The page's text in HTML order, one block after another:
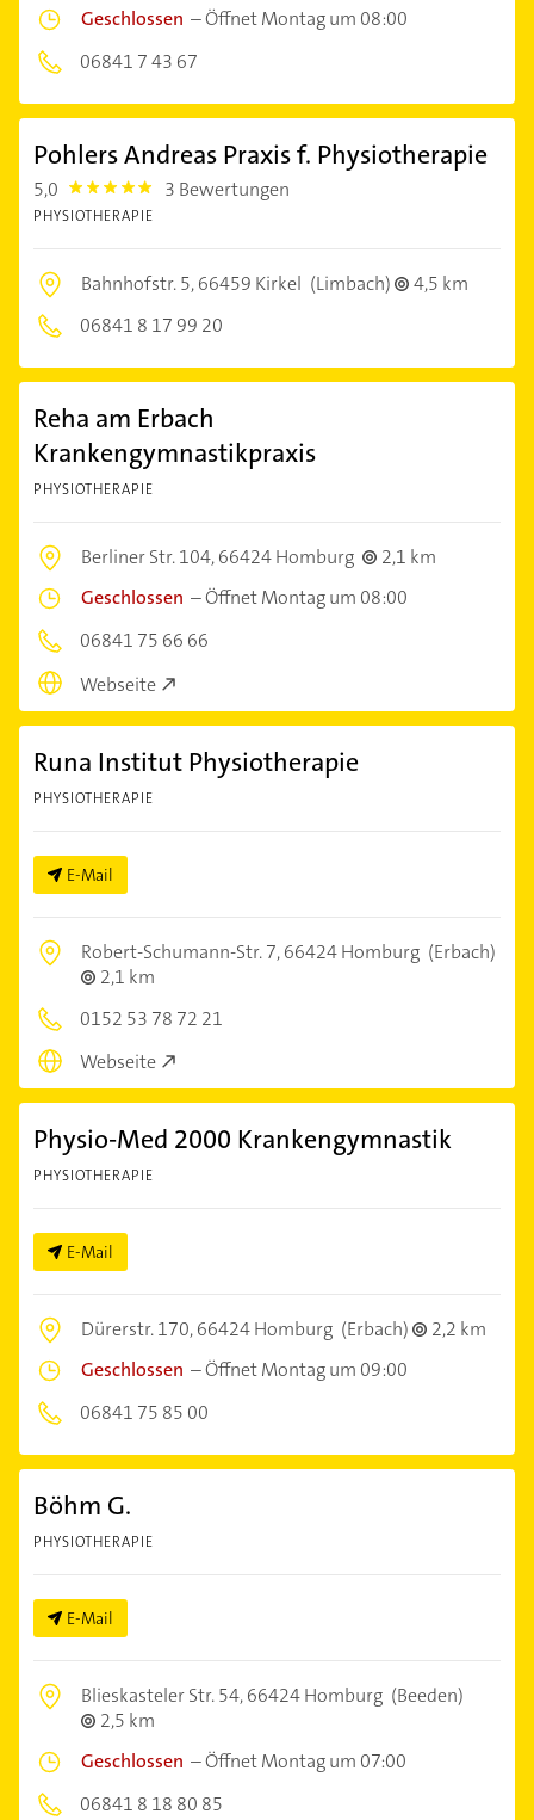
Geschlossen –Öffnet Montag um 08:00
06841 7 43 67
Pohlers Andreas Praxis f. Physiotherapie
5,0 5.0 3 Bewertungen
PHYSIOTHERAPIE
Bahnhofstr. 5,66459 Kirkel (Limbach)
4,5 km
06841 8 17 99 20
Reha am Erbach
Krankengymnastikpraxis
PHYSIOTHERAPIE
Berliner Str. 104,66424 Homburg
2,1 km
Geschlossen –Öffnet Montag um 08:00
06841 75 66 66
Webseite
Runa Institut Physiotherapie
PHYSIOTHERAPIE
E-Mail
Robert-Schumann-Str. 7,66424 Homburg (Erbach)
2,1 km
0152 53 78 72 21
Webseite
Physio-Med 2000 Krankengymnastik
PHYSIOTHERAPIE
E-Mail
Dürerstr. 170,66424 Homburg (Erbach)
2,2 km
Geschlossen –Öffnet Montag um 09:00
06841 75 85 00
Böhm G.
PHYSIOTHERAPIE
E-Mail
Blieskasteler Str. 54,66424 Homburg (Beeden)
2,5 km
Geschlossen –Öffnet Montag um 07:00
06841 8 18 80 85